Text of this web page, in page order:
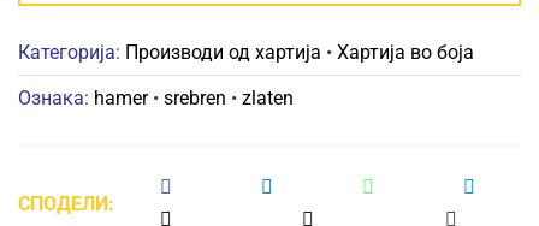
Категорија: Производи од хартија • Хартија во боја
Ознака: hamer• srebren • zlaten
СПОДЕЛИ: